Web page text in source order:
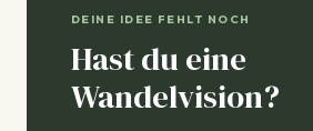
DEINE IDEE FEHLT NOCH
Hast du eine
Wandelvision?